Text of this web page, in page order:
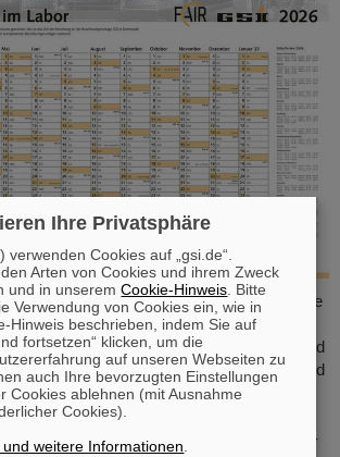
DIN-A2-Kalender bietet eine übersichtliche
und Schulferien sowie ausreichend
Notizen. Mit attraktiven Bildern von GSI und
Begleiter durchs ganze Jahr. GSI- und
den Kalender direkt im Foyer oder
abholen. Externe
ihn per Post: Bitte senden Sie eine E-
Ihre Privatsphäre
verwenden Cookies auf „gsi.de“.
Arten von Cookies und ihrem Zweck
und in unseremCookie-Hinweis . Bitte
Verwendung von Cookies ein, wie in
Hinweis beschrieben, indem Sie auf
fortsetzen“ klicken, um die
auf unseren Webseiten zu
auch Ihre bevorzugten Einstellungen
Cookies ablehnen (mit Ausnahme
Cookies).
weitere Informationen